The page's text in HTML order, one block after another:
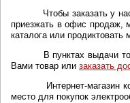
Чтобы заказать у нас
приезжать в офис продаж,
каталога или
В пунктах выдачи
Вами товар или заказать
Интернет-магазин
место для покупок